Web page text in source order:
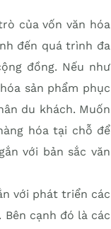
của vốn văn hóa
đến quá trình đa
đồng. Nếu như
sản phẩm phục
du khách. Muốn
hóa tại chỗ để
với bản sắc văn
với phát triển các
cạnh đó là các